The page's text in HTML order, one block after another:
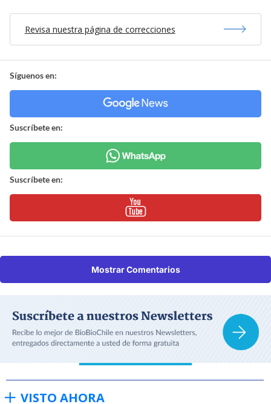
Revisa nuestra página de correcciones
Síguenos en:
Suscríbete en:
Suscríbete en:
Mostrar Comentarios
VISTO AHORA